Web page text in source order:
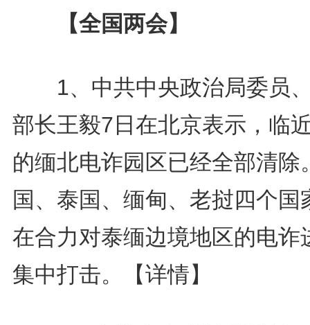
【全国两会】
1、中共中央政治局委员
部长王毅7日在北京表示，临
的缅北电诈园区已经全部清除
国、泰国、缅甸、老挝四个国
在合力对泰缅边境地区的电诈
集中打击。
【详情】